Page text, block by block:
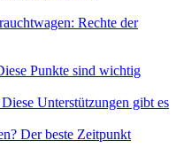
Rechte der
Punkte sind wichtig
Unterstützungen gibt es
Der beste Zeitpunkt